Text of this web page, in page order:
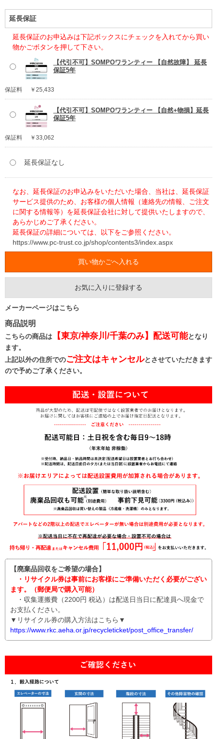
延長保証
延長保証のお申込みは下記ボックスにチェックを入れてから買い
物かごボタンを押して下さい。
【代引不可】SOMPOワランティー 【自然故障】 延長
保証5年
保証料 ￥25,433
【代引不可】SOMPOワランティー 【自然+物損】延長
保証5年
保証料 ￥33,062
延長保証なし
なお、延長保証のお申込みをいただいた場合、当社は、延長保証
サービス提供のため、お客様の個人情報（連絡先の情報、ご注文
に関する情報等）を延長保証会社に対して提供いたしますので、
あらかじめご了承ください。
延長保証の詳細については、以下をご参照ください。
https://www.pc-trust.co.jp/shop/contents3/index.aspx
お気に入りに登録する
メーカーページはこちら
商品説明
こちらの商品は 【東京/神奈川/千葉のみ】配送可能となり
ます。
上記以外の住所でのご注文はキャンセルとさせていただきます
ので予めご了承ください。
【廃棄品回収をご希望の場合】
・リサイクル券は事前にお客様にご準備いただく必要がござい
ます。（郵便局で購入可能）
・収集運搬費（2200円 税込）は配送日当日に配達員へ現金で
お支払ください。
▼リサイクル券の購入方法はこちら▼
https://www.rkc.aeha.or.jp/recycleticket/post_office_transfer/